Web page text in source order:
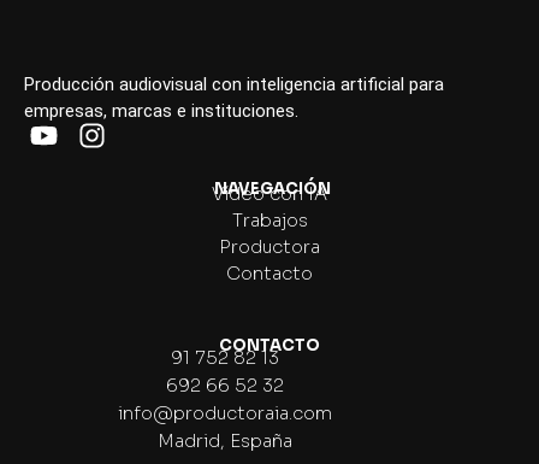
Producción audiovisual con inteligencia artificial para
empresas, marcas e instituciones.
NAVEGACIÓN
Vídeo con IA
Trabajos
Productora
Contacto
CONTACTO
91 752 82 13
692 66 52 32
info@productoraia.com
Madrid, España